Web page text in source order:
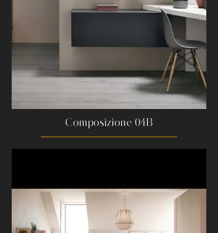
Composizione 04B